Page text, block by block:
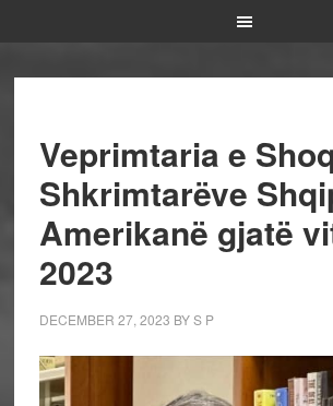
Veprimtaria e
Shkrimtarëve
Amerikanë gjatë
2023
DECEMBER 27, 2023 BYS P